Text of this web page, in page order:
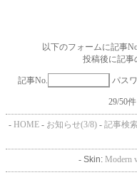
以下のフォームに記事
投稿後に記事
記事No. パス
29/50
- HOME - お知らせ(3/8) - 記事検
- Skin: Modern